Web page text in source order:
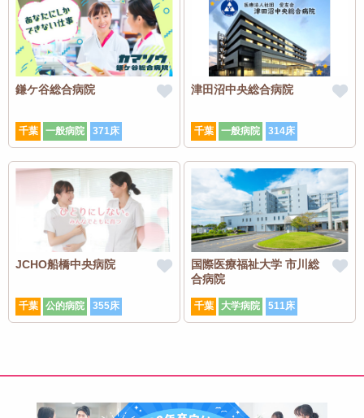
鎌ケ谷総合病院
千葉 一般病院 371床
津田沼中央総合病院
千葉 一般病院 314床
JCHO船橋中央病院
千葉 公的病院 355床
国際医療福祉大学 市川総
合病院
千葉 大学病院 511床